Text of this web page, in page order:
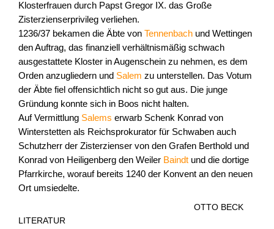
Klosterfrauen durch Papst Gregor IX. das Große
Zisterzienserprivileg verliehen.
1236/37 bekamen die Äbte von Tennenbach und Wettingen
den Auftrag, das finanziell verhältnismäßig schwach
ausgestattete Kloster in Augenschein zu nehmen, es dem
Orden anzugliedern und Salem zu unterstellen. Das Votum
der Äbte fiel offensichtlich nicht so gut aus. Die junge
Gründung konnte sich in Boos nicht halten.
Auf Vermittlung Salems erwarb Schenk Konrad von
Winterstetten als Reichsprokurator für Schwaben auch
Schutzherr der Zisterzienser von den Grafen Berthold und
Konrad von Heiligenberg den Weiler Baindt und die dortige
Pfarrkirche, worauf bereits 1240 der Konvent an den neuen
Ort umsiedelte.
OTTO BECK
LITERATUR